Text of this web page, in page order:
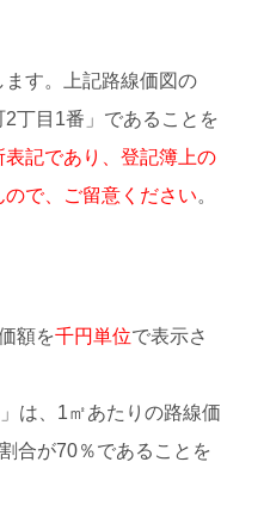
す。上記路線価図の
2丁目1番」であることを
表記であり、登記簿上の
ので、ご留意ください。
額を千円単位で表示さ
は、1㎡あたりの路線価
合が70％であることを